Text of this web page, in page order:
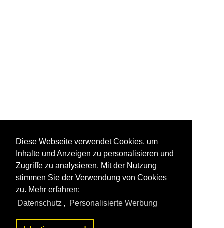
Diese Webseite verwendet Cookies, um
Inhalte und Anzeigen zu personalisieren und
Zugriffe zu analysieren. Mit der Nutzung
stimmen Sie der Verwendung von Cookies
zu. Mehr erfahren:
Datenschutz , Personalisierte Werbung